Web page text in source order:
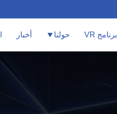
برنامج VR حولنا أخبار